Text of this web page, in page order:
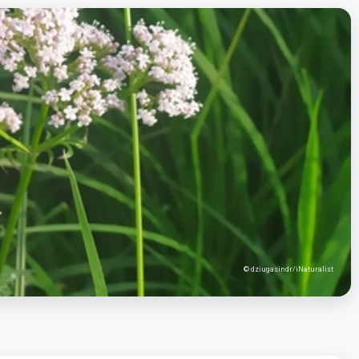
© dziugasindr/iNaturalist